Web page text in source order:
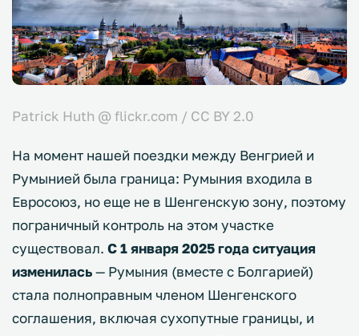
Patrick Huth @ flickr.com / CC BY 2.0
На момент нашей поездки между Венгрией и
Румынией была граница: Румыния входила в
Евросоюз, но еще не в Шенгенскую зону, поэтому
пограничный контроль на этом участке
существовал. С 1 января 2025 года ситуация
изменилась— Румыния (вместе с Болгарией)
стала полноправным членом Шенгенского
соглашения, включая сухопутные границы, и